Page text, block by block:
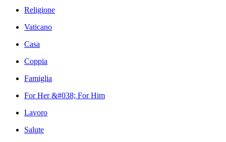
Religione
Vaticano
Casa
Coppia
Famiglia
For Her &#038; For Him
Lavoro
Salute